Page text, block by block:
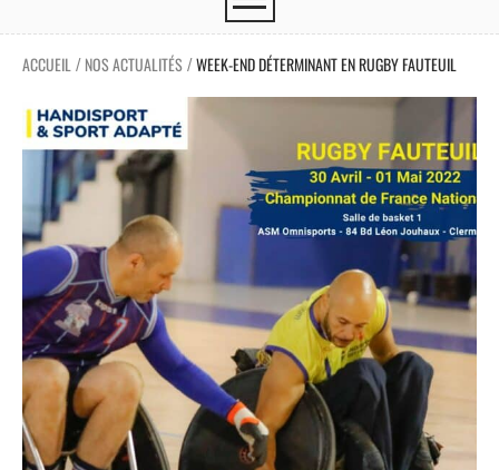
ACCUEIL / NOS ACTUALITÉS /WEEK-END DÉTERMINANT EN RUGBY FAUTEUIL